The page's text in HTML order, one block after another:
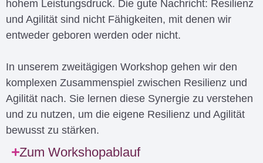
hohem Leistungsdruck. Die gute Nachricht: Resilienz
und Agilität sind nicht Fähigkeiten, mit denen wir
entweder geboren werden oder nicht.
In unserem zweitägigen Workshop gehen wir den
komplexen Zusammenspiel zwischen Resilienz und
Agilität nach. Sie lernen diese Synergie zu verstehen
und zu nutzen, um die eigene Resilienz und Agilität
bewusst zu stärken.
Zum Workshopablauf